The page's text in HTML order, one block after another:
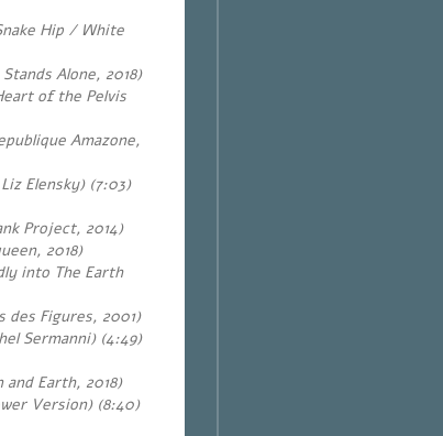
Hip / White
Alone, 2018)
of the Pelvis
Amazone,
Elensky) (7:03)
Project, 2014)
2018)
into The Earth
des Figures, 2001)
Sermanni) (4:49)
Earth, 2018)
Version) (8:40)